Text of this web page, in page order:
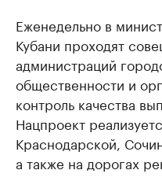
Еженедельно в
Кубани проходят
администраций
общественности и
контроль качества
Нацпроект
Краснодарской,
а также на дорогах